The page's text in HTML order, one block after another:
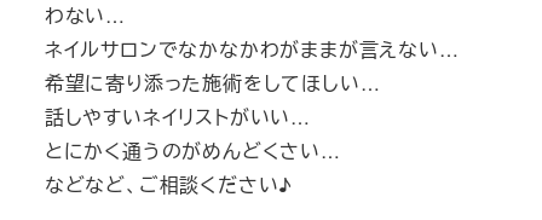
わない…
ネイルサロンでなかなかわがままが言えない…
希望に寄り添った施術をしてほしい…
話しやすいネイリストがいい…
とにかく通うのがめんどくさい…
などなど、ご相談ください♪